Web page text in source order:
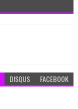
DISQUS FACEBOOK